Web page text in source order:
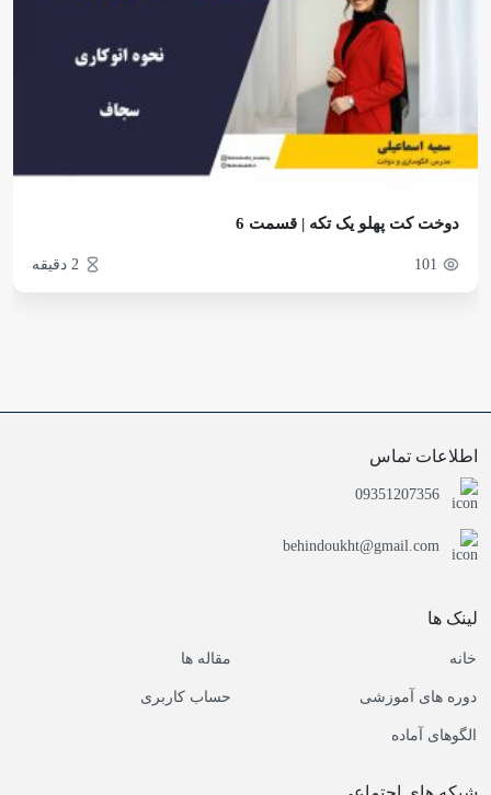
دوخت کت پهلو یک تکه | قسمت 6
101 2 دقیقه
اطلاعات تماس
09351207356
behindoukht@gmail.com
لینک ها
خانه
دوره های آموزشی
الگوهای آماده
مقاله ها
حساب کاربری